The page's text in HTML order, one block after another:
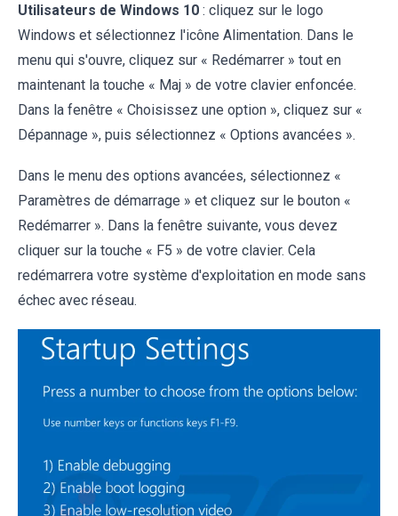
Utilisateurs de Windows 10 : cliquez sur le logo
Windows et sélectionnez l'icône Alimentation. Dans le
menu qui s'ouvre, cliquez sur « Redémarrer » tout en
maintenant la touche « Maj » de votre clavier enfoncée.
Dans la fenêtre « Choisissez une option », cliquez sur «
Dépannage », puis sélectionnez « Options avancées ».
Dans le menu des options avancées, sélectionnez «
Paramètres de démarrage » et cliquez sur le bouton «
Redémarrer ». Dans la fenêtre suivante, vous devez
cliquer sur la touche « F5 » de votre clavier. Cela
redémarrera votre système d'exploitation en mode sans
échec avec réseau.